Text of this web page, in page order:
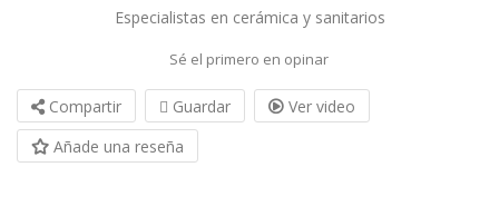
Especialistas en cerámica y sanitarios
Sé el primero en opinar
Compartir Guardar
Ver video
Añade una reseña